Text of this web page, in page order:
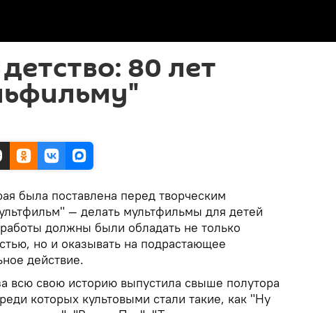
80 лет
была поставлена перед творческим
— делать мультфильмы для детей
должны были обладать не только
но и оказывать на подрастающее
действие.
всю свою историю выпустила свыше полутора
которых культовыми стали такие, как "Ну